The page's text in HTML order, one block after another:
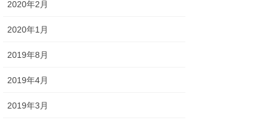
2020年2月
2020年1月
2019年8月
2019年4月
2019年3月